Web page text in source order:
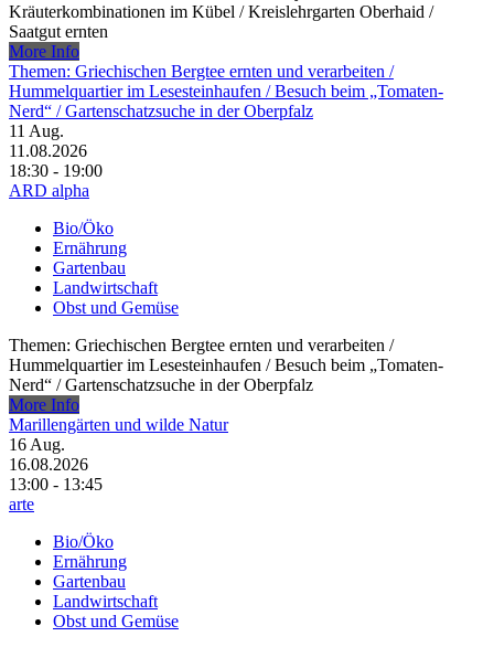
Kräuterkombinationen im Kübel /​ Kreislehrgarten Oberhaid /​
Saatgut ernten
More Info
Themen: Griechischen Bergtee ernten und verarbeiten /​
Hummelquartier im Lesesteinhaufen /​ Besuch beim „Tomaten-
Nerd“ /​ Gartenschatzsuche in der Oberpfalz
11 Aug.
11.08.2026
18:30 - 19:00
ARD alpha
Bio/Öko
Ernährung
Gartenbau
Landwirtschaft
Obst und Gemüse
Themen: Griechischen Bergtee ernten und verarbeiten /​
Hummelquartier im Lesesteinhaufen /​ Besuch beim „Tomaten-
Nerd“ /​ Gartenschatzsuche in der Oberpfalz
More Info
Marillengärten und wilde Natur
16 Aug.
16.08.2026
13:00 - 13:45
arte
Bio/Öko
Ernährung
Gartenbau
Landwirtschaft
Obst und Gemüse